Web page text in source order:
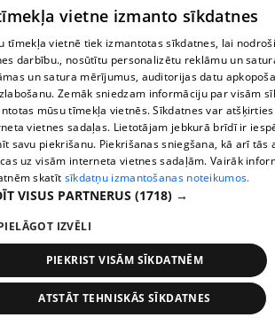
409. epizode
pirms 1 nedēļas, 1 dienas
Melleņu zelta drudzis: kas nosaka
cenu?
vietne izmanto sīkdatnes
tīmekļa vietnē tiek izmantotas sīkdatnes, lai
darbību., nosūtītu personalizētu reklāmu un
un satura mērījumus, auditorijas datu
Zemāk sniedzam informāciju par visām
mūsu tīmekļa vietnēs. Sīkdatnes var
vietnes sadaļas. Lietotājam jebkurā brīdī ir
savu piekrišanu. Piekrišanas sniegšana, kā arī tās
uz visām interneta vietnes sadaļām. Vairāk
skatīt sīkdatņu izmantošanas noteikumos.
VISUS PARTNERUS (1718) →
IZVĒLI
PIEKRIST VISĀM SĪKDATNĒM
ATSTĀT TEHNISKĀS SĪKDATNES